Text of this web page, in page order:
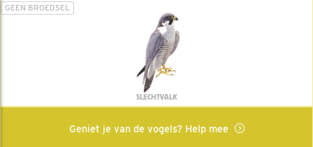
GEEN BROEDSEL
SLECHTVALK
Geniet je van de vogels? Help mee